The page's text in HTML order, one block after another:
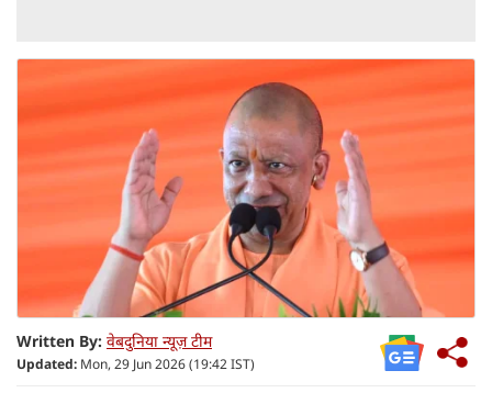
Written By: वेबदुनिया न्यूज़ टीम
Updated: Mon, 29 Jun 2026 (19:42 IST)